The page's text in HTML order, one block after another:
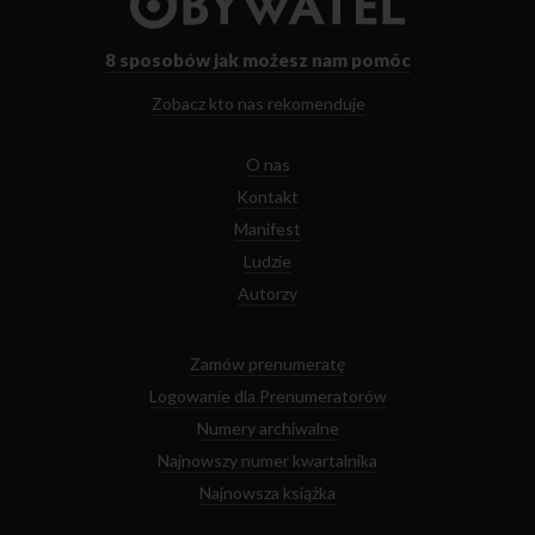
strony
8 sposobów jak możesz nam pomóc
Zobacz kto nas rekomenduje
O nas
Kontakt
Manifest
Ludzie
Autorzy
Zamów prenumeratę
Logowanie dla Prenumeratorów
Numery archiwalne
Najnowszy numer kwartalnika
Najnowsza książka